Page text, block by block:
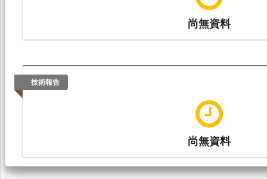
尚無資料
技術報告
尚無資料